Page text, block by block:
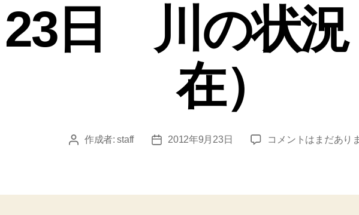
リ
ー
日 川の状況
在）
投 作成者:staff
投
2012年9月23日
9
川
コメントはまだあり